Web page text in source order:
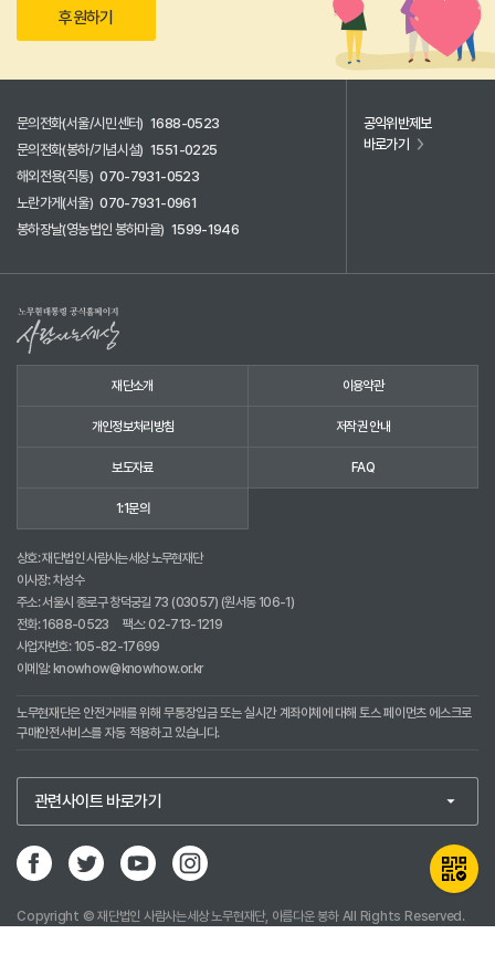
후원하기
문의전화(서울/시민센터) 1688-0523
문의전화(봉하/기념시설) 1551-0225
해외전용(직통) 070-7931-0523
노란가게(서울) 070-7931-0961
봉하장날(영농법인 봉하마을) 1599-1946
공익위반제보
바로가기
재단소개 이용약관
개인정보처리방침 저작권 안내
보도자료 FAQ
1:1문의
상호: 재단법인 사람사는세상 노무현재단
이사장: 차성수
주소: 서울시 종로구 창덕궁길 73 (03057) (원서동 106-1)
전화:1688-0523
팩스: 02-713-1219
사업자번호: 105-82-17699
이메일:knowhow@knowhow.or.kr
노무현재단은 안전거래를 위해 무통장입금 또는 실시간 계좌이체에 대해 토스 페이먼츠 에스크로
구매안전서비스를 자동 적용하고 있습니다.
Copyright © 재단법인 사람사는세상 노무현재단, 아름다운 봉하 All Rights Reserved.